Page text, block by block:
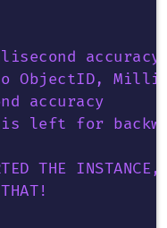
accuracy
accuracy
left for
THE INSTANCE,